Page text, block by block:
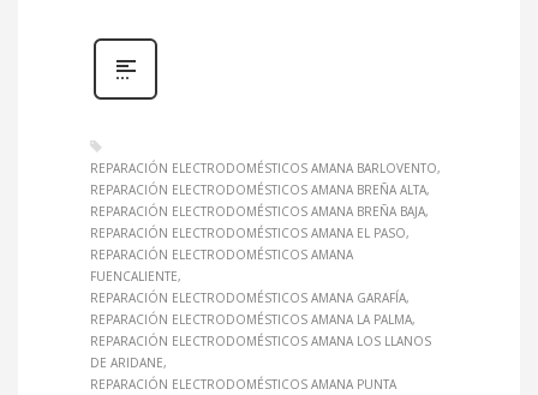
REPARACIÓN ELECTRODOMÉSTICOS AMANA BARLOVENTO
REPARACIÓN ELECTRODOMÉSTICOS AMANA BREÑA ALTA
REPARACIÓN ELECTRODOMÉSTICOS AMANA BREÑA BAJA
REPARACIÓN ELECTRODOMÉSTICOS AMANA EL PASO
REPARACIÓN ELECTRODOMÉSTICOS AMANA
FUENCALIENTE
REPARACIÓN ELECTRODOMÉSTICOS AMANA GARAFÍA
REPARACIÓN ELECTRODOMÉSTICOS AMANA LA PALMA
REPARACIÓN ELECTRODOMÉSTICOS AMANA LOS LLANOS
DE ARIDANE
REPARACIÓN ELECTRODOMÉSTICOS AMANA PUNTA